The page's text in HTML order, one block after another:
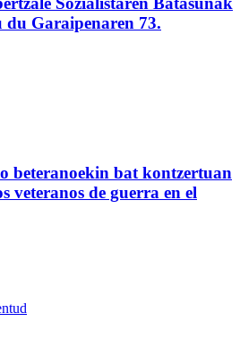
Garaipenaren 73.
beteranoekin bat kontzertuan
veteranos de guerra en el